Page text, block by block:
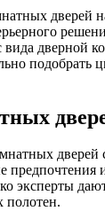
дверей
дверной
подобрать
дверей
эксперты
полотен.